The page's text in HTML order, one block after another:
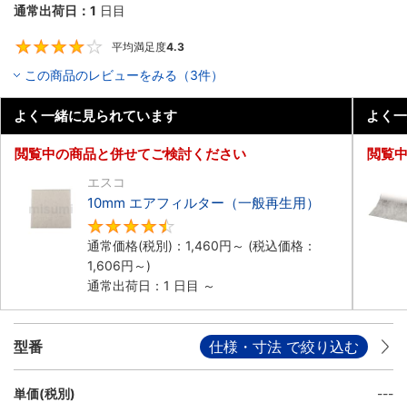
通常出荷日： 1 日目
平均満足度4.3
この商品のレビューをみる（3件）
よく一緒に見られています
閲覧中の商品と併せてご検討ください
エスコ
10mm エアフィルター（一般再生用）
通常価格(税別)： 1,460円 ～ (税込価格：
1,606円 ～)
通常出荷日：1 日目 ～
よく
閲覧
型番 仕様・寸法 で絞り込む
単価(税別) ---